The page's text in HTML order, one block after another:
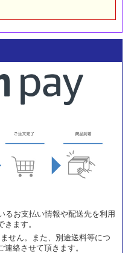
るお支払い情報や配送先を利用
ます。
せん。また、別途送料等につ
絡させて頂きます。